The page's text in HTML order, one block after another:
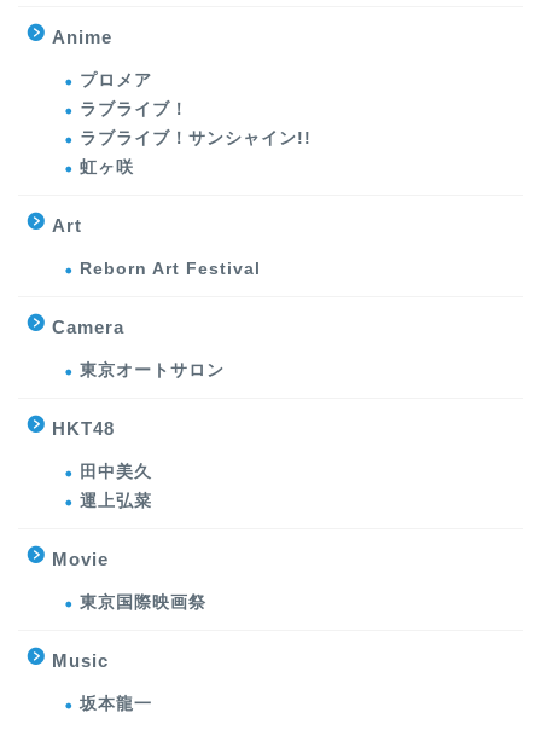
Anime
プロメア
ラブライブ！
ラブライブ！サンシャイン!!
虹ヶ咲
Art
Reborn Art Festival
Camera
東京オートサロン
HKT48
田中美久
運上弘菜
Movie
東京国際映画祭
Music
坂本龍一